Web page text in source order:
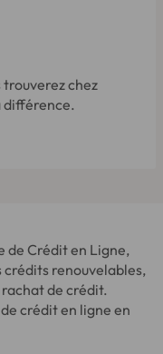
trouverez chez
différence.
de Crédit en Ligne,
crédits renouvelables,
de crédit.
crédit en ligne en